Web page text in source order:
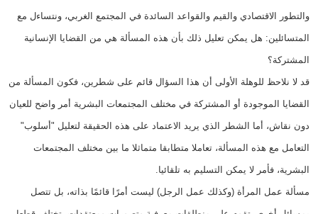
والتطور الاقتصادي والقيم والقواعد السائدة في المجتمع الغربي، ونتساءل مع
المتسائلين: هل يمكن تعليل ذلك بأن هذه المسألة هي من القضايا الإنسانية
المشتركة؟
قد لا نلاحظ للوهلة الأولى أن هذا السؤال قائم على شطرين، فكون المسألة من
القضايا الموجودة أو المشتركة في مختلف المجتمعات البشرية أمر واضح للعيان
دون نقاش، أما الشطر الذي يريد الاعتماد على هذه الحقيقة لتعليل "أسلوب"
التعامل مع هذه المسألة، تعاملا متطابقا متماثلا ما بين مختلف المجتمعات
البشرية، فأمر لا يمكن التسليم به تلقائيا.
مسألة عمل المرأة (وكذلك عمل الرجل) ليست أمرًا قائمًا بذاته، بل تتصل